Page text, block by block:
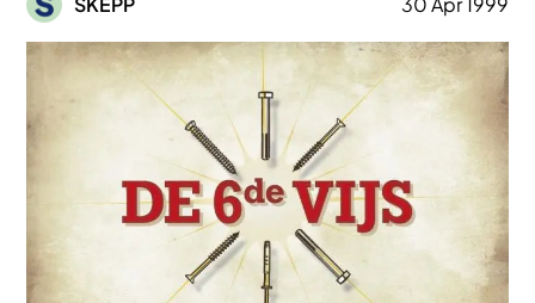
Afbeelding